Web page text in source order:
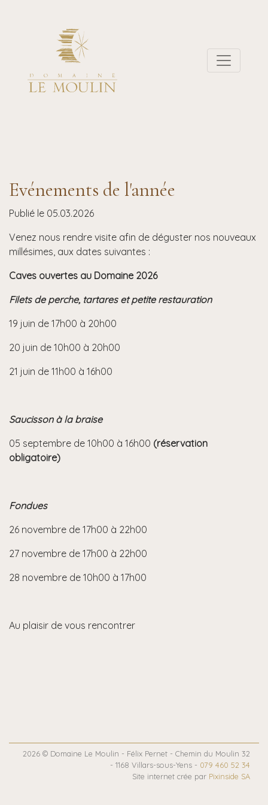
Evénements de l'année
Publié le 05.03.2026
Venez nous rendre visite afin de déguster nos nouveaux
millésimes, aux dates suivantes :
Caves ouvertes au Domaine 2026
Filets de perche, tartares et petite restauration
19 juin de 17h00 à 20h00
20 juin de 10h00 à 20h00
21 juin de 11h00 à 16h00
Saucisson à la braise
05 septembre de 10h00 à 16h00 (réservation
obligatoire)
Fondues
26 novembre de 17h00 à 22h00
27 novembre de 17h00 à 22h00
28 novembre de 10h00 à 17h00
Au plaisir de vous rencontrer
2026 © Domaine Le Moulin - Félix Pernet - Chemin du Moulin 32
- 1168 Villars-sous-Yens - 079 460 52 34
Site internet crée par Pixinside SA